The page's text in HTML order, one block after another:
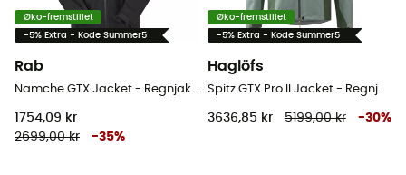
Øko-fremstillet
-5% Extra - Kode Summer5
Rab
1754,09 kr
2699,00 kr
-35%
Øko-fremstillet
-5% Extra - Kode Summer5
Haglöfs
3636,85 kr 5199,00 kr -30%